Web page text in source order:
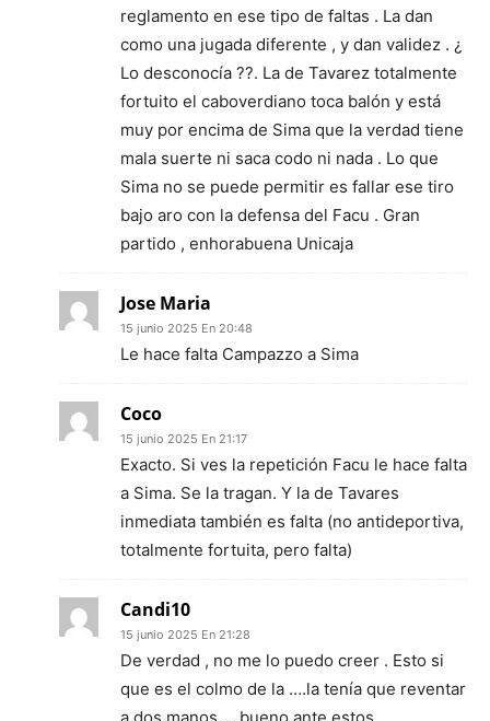
reglamento en ese tipo de faltas . La dan
como una jugada diferente , y dan validez . ¿
Lo desconocía ??. La de Tavarez totalmente
fortuito el caboverdiano toca balón y está
muy por encima de Sima que la verdad tiene
mala suerte ni saca codo ni nada . Lo que
Sima no se puede permitir es fallar ese tiro
bajo aro con la defensa del Facu . Gran
partido , enhorabuena Unicaja
Jose Maria
15 junio 2025 En 20:48
Le hace falta Campazzo a Sima
Coco
15 junio 2025 En 21:17
Exacto. Si ves la repetición Facu le hace falta
a Sima. Se la tragan. Y la de Tavares
inmediata también es falta (no antideportiva,
totalmente fortuita, pero falta)
Candi10
15 junio 2025 En 21:28
De verdad , no me lo puedo creer . Esto si
que es el colmo de la ….la tenía que reventar